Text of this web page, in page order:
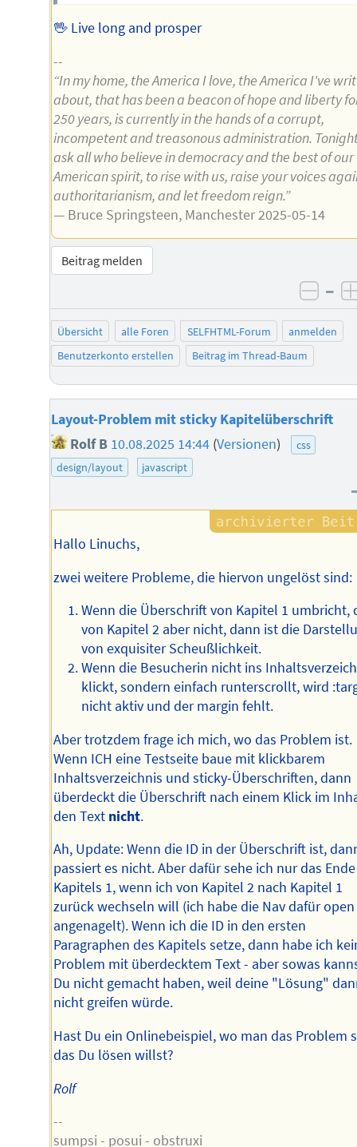
🖖 Live long and prosper
--
“In my home, the America I love, the America I've
about, that has been a beacon of hope and liberty
250 years, is currently in the hands of a corrupt,
incompetent and treasonous administration.
ask all who believe in democracy and the best of our
American spirit, to rise with us, raise your voices
authoritarianism, and let freedom reign.”
— Bruce Springsteen, Manchester 2025-05-14
Beitrag melden
–
Übersicht alle Foren SELFHTML-Forum
anmelden
Benutzerkonto erstellen
Beitrag im Thread-Baum
Layout-Problem mit sticky Kapitelüberschrift
Rolf B 10.08.2025 14:44 (Versionen)
css
design/layout
javascript
Hallo Linuchs,
zwei weitere Probleme, die hiervon ungelöst sind:
Wenn die Überschrift von Kapitel 1 umbricht,
von Kapitel 2 aber nicht, dann ist die
von exquisiter Scheußlichkeit.
Wenn die Besucherin nicht ins
klickt, sondern einfach runterscrollt, wird
nicht aktiv und der margin fehlt.
Aber trotzdem frage ich mich, wo das Problem ist.
Wenn ICH eine Testseite baue mit klickbarem
Inhaltsverzeichnis und sticky-Überschriften, dann
überdeckt die Überschrift nach einem Klick im
den Text nicht.
Ah, Update: Wenn die ID in der Überschrift ist,
passiert es nicht. Aber dafür sehe ich nur das
Kapitels 1, wenn ich von Kapitel 2 nach Kapitel 1
zurück wechseln will (ich habe die Nav dafür open
angenagelt). Wenn ich die ID in den ersten
Paragraphen des Kapitels setze, dann habe ich
Problem mit überdecktem Text - aber sowas
Du nicht gemacht haben, weil deine "Lösung"
nicht greifen würde.
Hast Du ein Onlinebeispiel, wo man das Problem
das Du lösen willst?
Rolf
--
sumpsi - posui - obstruxi